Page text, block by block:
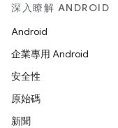
深入瞭解 ANDROID
Android
企業專用 Android
安全性
原始碼
新聞